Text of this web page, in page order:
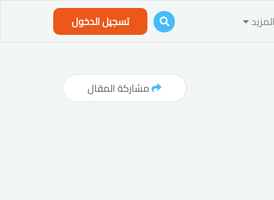
المزيد تسجيل الدخول
مشاركة المقال